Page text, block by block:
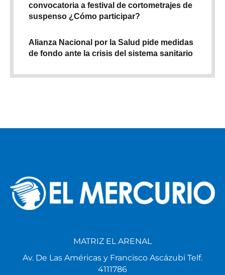
convocatoria a festival de cortometrajes de
suspenso ¿Cómo participar?
Alianza Nacional por la Salud pide medidas
de fondo ante la crisis del sistema sanitario
MATRIZ EL ARENAL
Av. De Las Américas y Francisco Ascázubi Telf.
4111786